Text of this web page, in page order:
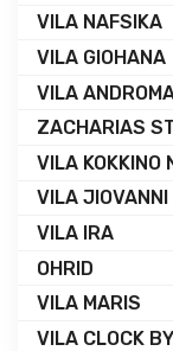
VILA NAFSIKA
VILA GIOHANA
VILA
ZACHARIAS
VILA KOKKINO
VILA JIOVANNI
VILA IRA
OHRID
VILA MARIS
VILA CLOCK